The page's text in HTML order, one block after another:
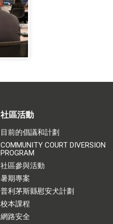
社區活動
目前的倡議和計劃
COMMUNITY COURT DIVERSION
PROGRAM
社區參與活動
暑期專案
普利茅斯縣慰安犬計劃
校本課程
網路安全